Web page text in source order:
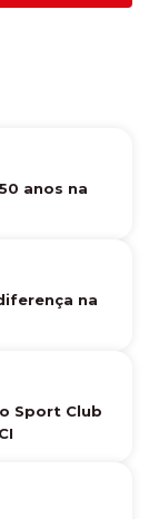
anos na
na
Sport Club